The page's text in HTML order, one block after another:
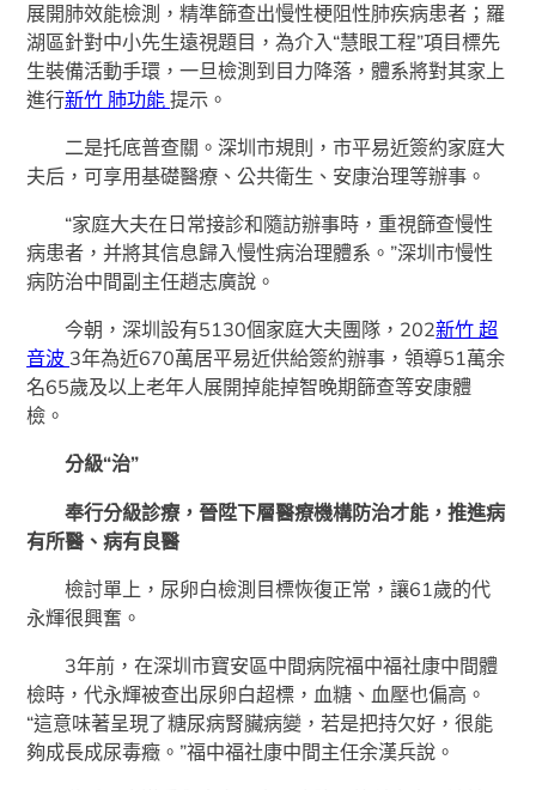
展開肺效能檢測，精準篩查出慢性梗阻性肺疾病患者；羅
湖區針對中小先生遠視題目，為介入“慧眼工程”項目標先
生裝備活動手環，一旦檢測到目力降落，體系將對其家上
進行新竹 肺功能提示。
二是托底普查關。深圳市規則，市平易近簽約家庭大
夫后，可享用基礎醫療、公共衛生、安康治理等辦事。
“家庭大夫在日常接診和隨訪辦事時，重視篩查慢性
病患者，并將其信息歸入慢性病治理體系。”深圳市慢性
病防治中間副主任趙志廣說。
今朝，深圳設有5130個家庭大夫團隊，202新竹 超
音波 3年為近670萬居平易近供給簽約辦事，領導51萬余
名65歲及以上老年人展開掉能掉智晚期篩查等安康體
檢。
分級“治”
奉行分級診療，晉陞下層醫療機構防治才能，推進病
有所醫、病有良醫
檢討單上，尿卵白檢測目標恢復正常，讓61歲的代
永輝很興奮。
3年前，在深圳市寶安區中間病院福中福社康中間體
檢時，代永輝被查出尿卵白超標，血糖、血壓也偏高。
“這意味著呈現了糖尿病腎臟病變，若是把持欠好，很能
夠成長成尿毒癥。”福中福社康中間主任余漢兵說。